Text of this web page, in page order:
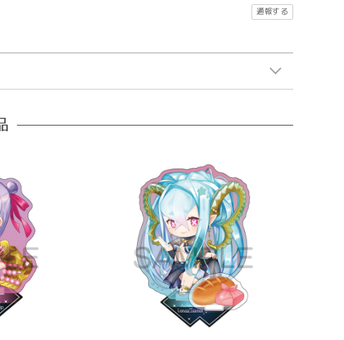
通報する